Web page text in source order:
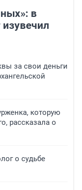
в
за свои деньги
которую
рассказала о
о судьбе